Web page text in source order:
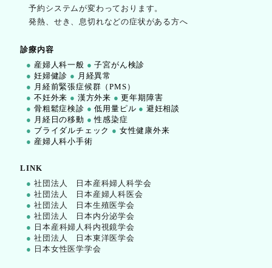
予約システムが変わっております。
発熱、せき、息切れなどの症状がある方へ
診療内容
● 産婦人科一般 ● 子宮がん検診
● 妊婦健診 ● 月経異常
● 月経前緊張症候群（PMS）
● 不妊外来 ● 漢方外来 ● 更年期障害
● 骨粗鬆症検診 ● 低用量ピル ● 避妊相談
● 月経日の移動 ● 性感染症
● ブライダルチェック ● 女性健康外来
● 産婦人科小手術
LINK
● 社団法人 日本産科婦人科学会
● 社団法人 日本産婦人科医会
● 社団法人 日本生殖医学会
● 社団法人 日本内分泌学会
● 日本産科婦人科内視鏡学会
● 社団法人 日本東洋医学会
● 日本女性医学学会